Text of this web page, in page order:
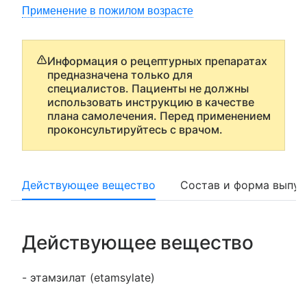
Применение в пожилом возрасте
Информация о рецептурных препаратах
предназначена только для
специалистов. Пациенты не должны
использовать инструкцию в качестве
плана самолечения. Перед применением
проконсультируйтесь с врачом.
Действующее вещество Состав и форма
Действующее вещество
- этамзилат (etamsylate)